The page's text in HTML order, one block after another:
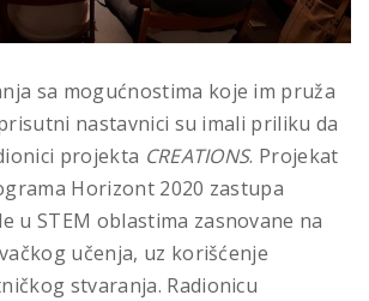
sa mogućnostima koje im pruža
nastavnici su imali priliku da
projekta CREATIONS. Projekat
Horizont 2020 zastupa
u STEM oblastima zasnovane na
učenja, uz korišćenje
stvaranja. Radionicu